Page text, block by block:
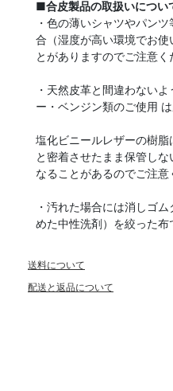
■合皮製品の取扱いについ
・色の薄いシャツやパン
合（湿度が高い環境でお使
とがありますのでご注意く
・天然皮革と間違わない
ー・ベンジン類のご使用 は
塩化ビニールレザーの樹
と密着させたまま保管し
なることがあるのでご注意
・汚れた場合には消しゴ
めた中性洗剤）を絞った布
送料について
配送と返品について